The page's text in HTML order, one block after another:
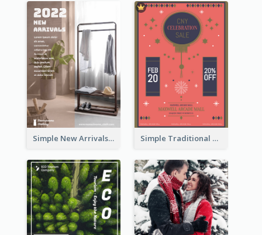
Simple New Arrivals Flyer For The Coming Year Simple Traditional CNY Sales Flyer Design